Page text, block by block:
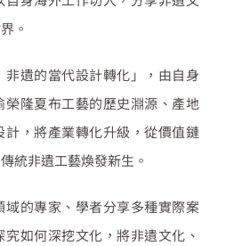
。
遺的當代設計轉化」，由自身
隆夏布工藝的歷史淵源、產地
，將產業轉化升級，從價值鏈
統非遺工藝煥發新生。
的專家、學者分享多種實際案
如何深挖文化，將非遺文化、